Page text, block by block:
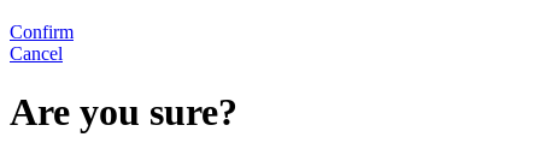
Confirm
Cancel
Are you sure?